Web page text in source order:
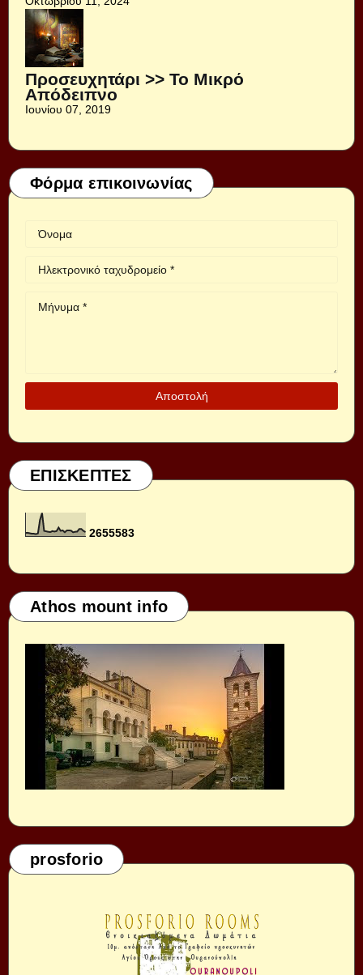
Προσευχητάρι >> Το Μικρό
Απόδειπνο
Ιουνίου 07, 2019
Φόρμα επικοινωνίας
ΕΠΙΣΚΕΠΤΕΣ
2655583
Athos mount info
prosforio